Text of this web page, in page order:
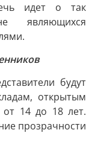
идет о так
являющихся
будут
открытым
от 14 до 18 лет.
прозрачности